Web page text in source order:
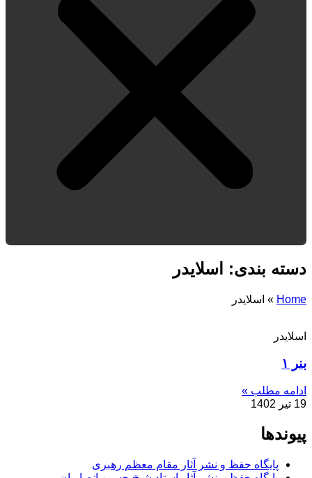
دسته بندی: اسلایدر
Home
» اسلایدر
اسلایدر
بنر ۱
ادامه مطلب »
19 تیر 1402
پیوندها
پایگاه حفظ و نشر آثار مقام معظم رهبری